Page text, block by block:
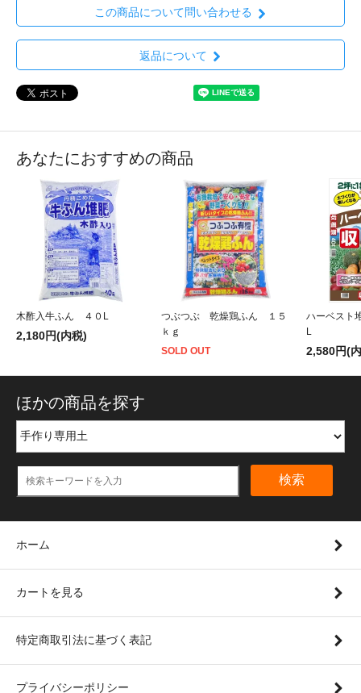
この商品について問い合わせる
返品について
あなたにおすすめの商品
木酢入牛ふん ４０L
2,180円(内税)
つぶつぶ 乾燥鶏ふん １５
ｋｇ
SOLD OUT
ハーベスト
L
2,580円(
ほかの商品を探す
検索
ホーム
カートを見る
特定商取引法に基づく表記
プライバシーポリシー